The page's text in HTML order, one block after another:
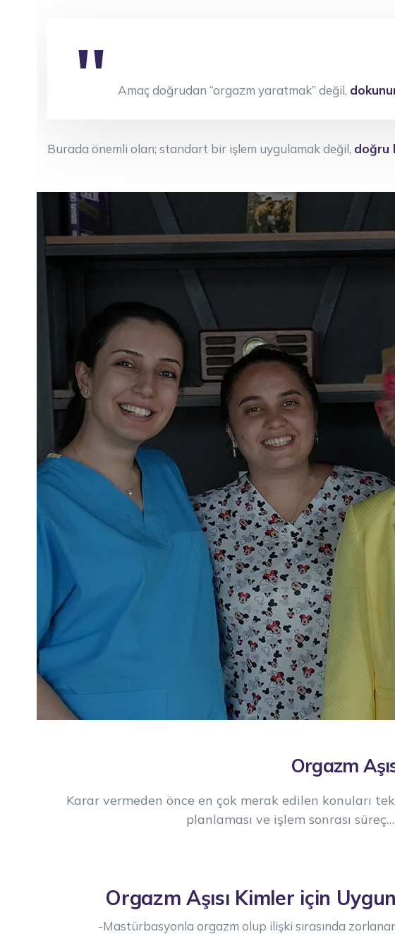
Amaç doğrudan “orgazm yaratmak” değil,
Burada önemli olan; standart bir işlem uygulamak değil, doğru
Orgazm
Karar vermeden önce en çok merak edilen konuları
planlaması ve işlem sonrası
Orgazm Aşısı Kimler için
-Mastürbasyonla orgazm olup ilişki sırasında